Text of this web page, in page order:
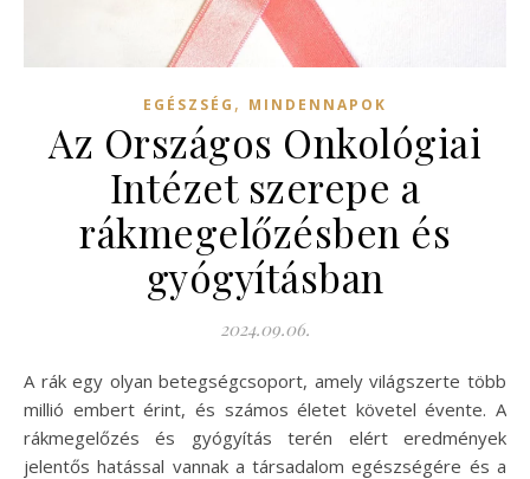
EGÉSZSÉG , MINDENNAPOK
Az Országos Onkológiai
Intézet szerepe a
rákmegelőzésben és
gyógyításban
2024.09.06.
A rák egy olyan betegségcsoport, amely világszerte több
millió embert érint, és számos életet követel évente. A
rákmegelőzés és gyógyítás terén elért eredmények
jelentős hatással vannak a társadalom egészségére és a